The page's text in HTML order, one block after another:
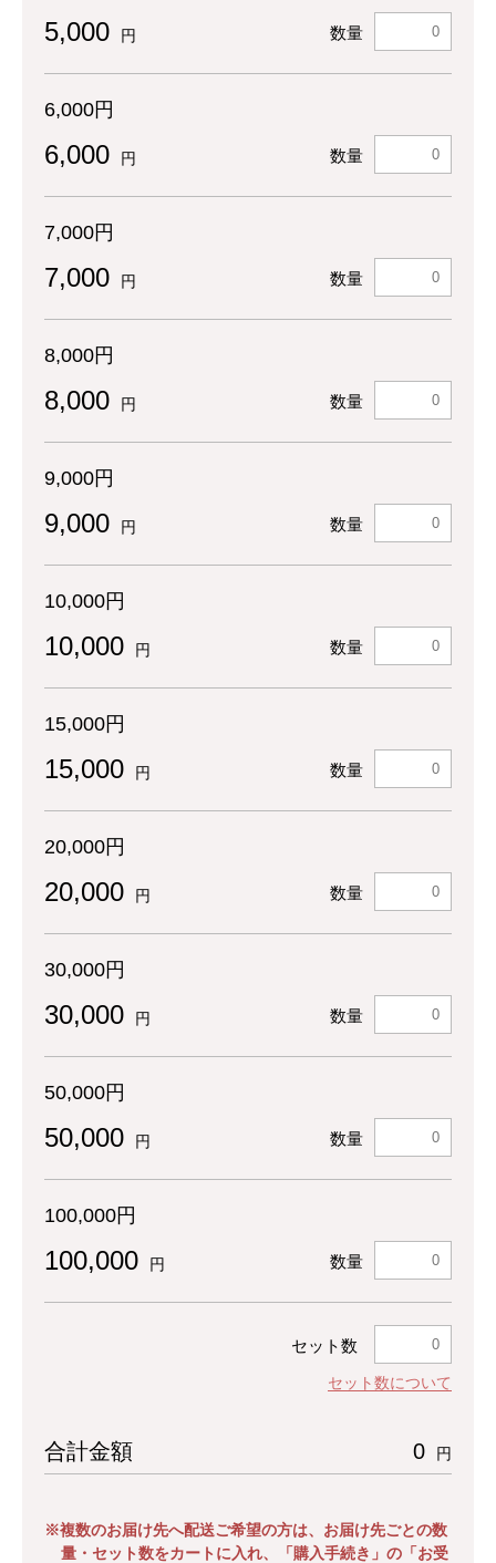
5,000 円 数量
6,000円
6,000 円 数量
7,000円
7,000 円 数量
8,000円
8,000 円 数量
9,000円
9,000 円 数量
10,000円
10,000 円 数量
15,000円
15,000 円 数量
20,000円
20,000 円 数量
30,000円
30,000 円 数量
50,000円
50,000 円 数量
100,000円
100,000 円 数量
セット数
セット数について
合計金額 0 円
※複数のお届け先へ配送ご希望の方は、お届け先ごとの数
量・セット数をカートに入れ、「購入手続き」の「お受